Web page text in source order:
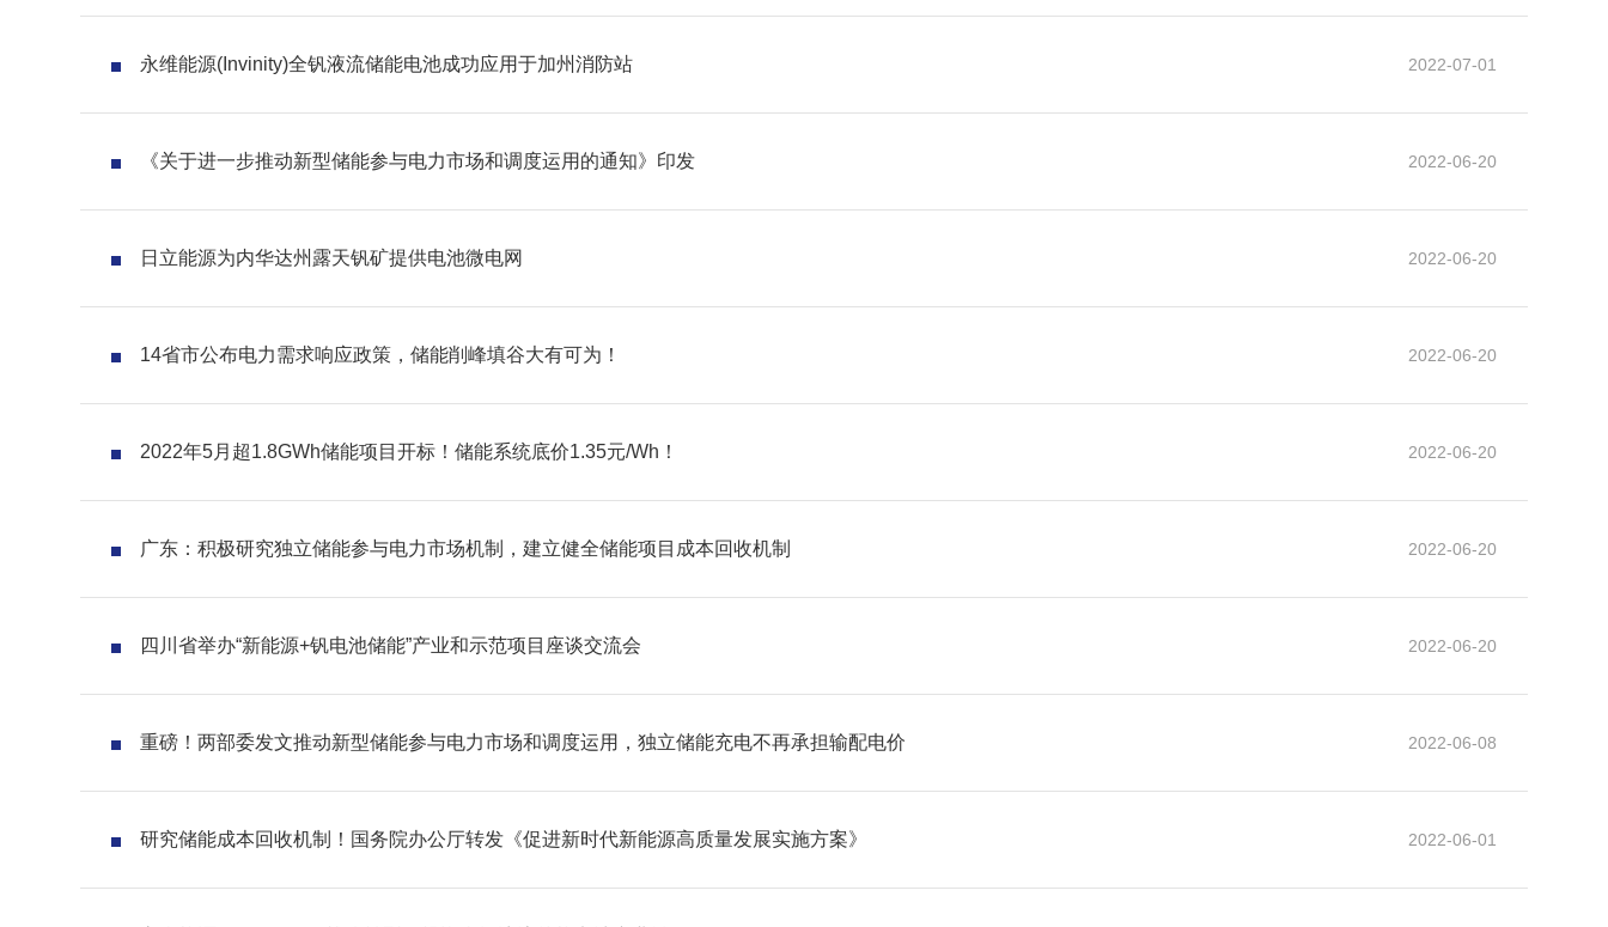
永维能源(Invinity)全钒液流储能电池成功应用于加州消防站 2022-07-01
《关于进一步推动新型储能参与电力市场和调度运用的通知》印发 2022-06-20
日立能源为内华达州露天钒矿提供电池微电网 2022-06-20
14省市公布电力需求响应政策，储能削峰填谷大有可为！ 2022-06-20
2022年5月超1.8GWh储能项目开标！储能系统底价1.35元/Wh！ 2022-06-20
广东：积极研究独立储能参与电力市场机制，建立健全储能项目成本回收机制 2022-06-20
四川省举办“新能源+钒电池储能”产业和示范项目座谈交流会 2022-06-20
重磅！两部委发文推动新型储能参与电力市场和调度运用，独立储能充电不再承担输配电价 2022-06-08
研究储能成本回收机制！国务院办公厅转发《促进新时代新能源高质量发展实施方案》 2022-06-01